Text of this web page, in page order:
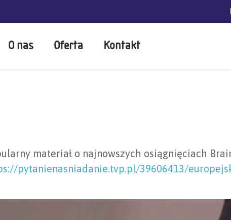
O nas Oferta Kontakt
materiał o najnowszych osiągnięciach
pytanienasniadanie.tvp.pl/39606413/